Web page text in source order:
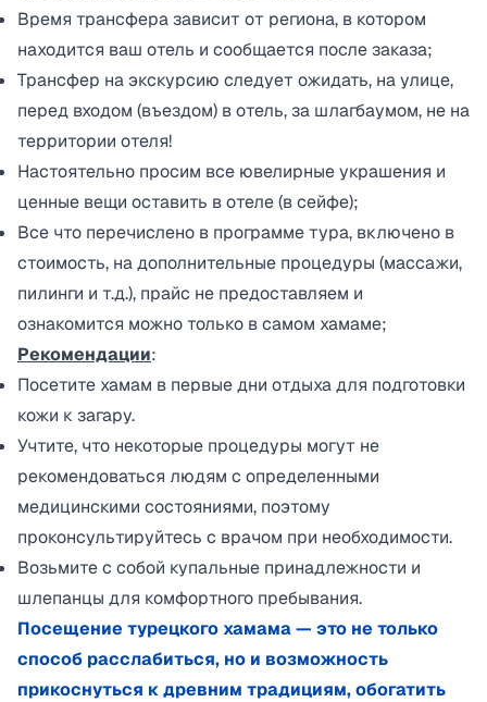
Время трансфера зависит от региона, в котором
находится ваш отель и сообщается после заказа;
Трансфер на экскурсию следует ожидать, на улице,
перед входом (въездом) в отель, за шлагбаумом, не на
территории отеля!
Настоятельно просим все ювелирные украшения и
ценные вещи оставить в отеле (в сейфе);
Все что перечислено в программе тура, включено в
стоимость, на дополнительные процедуры (массажи,
пилинги и т.д.), прайс не предоставляем и
ознакомится можно только в самом хамаме;
Рекомендации:
Посетите хамам в первые дни отдыха для подготовки
кожи к загару.​
Учтите, что некоторые процедуры могут не
рекомендоваться людям с определенными
медицинскими состояниями, поэтому
проконсультируйтесь с врачом при необходимости.​
Возьмите с собой купальные принадлежности и
шлепанцы для комфортного пребывания.​
Посещение турецкого хамама — это не только
способ расслабиться, но и возможность
прикоснуться к древним традициям, обогатить